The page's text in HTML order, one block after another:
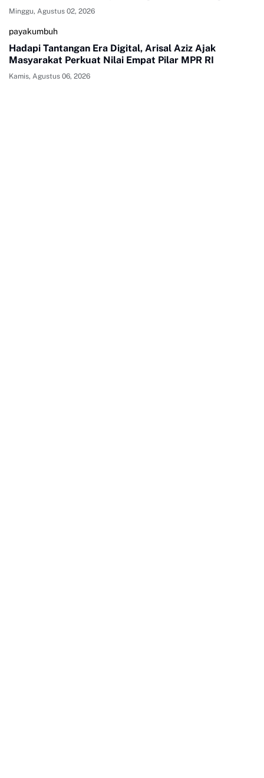
Minggu, Agustus 02, 2026
payakumbuh
Hadapi Tantangan Era Digital, Arisal Aziz Ajak
Masyarakat Perkuat Nilai Empat Pilar MPR RI
Kamis, Agustus 06, 2026